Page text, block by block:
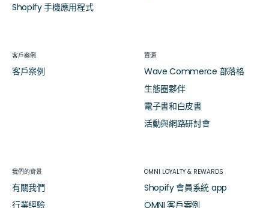
Shopify 手機應用程式
客戶案例
客戶案例
資源
Wave Commerce 部落格
生態圈夥伴
電子書和白皮書
活動與網路研討會
我們的背景
有關我們
行業經驗
OMNI LOYALTY & REWARDS
Shopify 會員系統 app
OMNI 客戶案例